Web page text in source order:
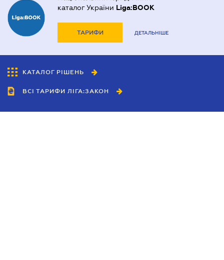
каталог України Liga:BOOK
ТАРИФИ ДЕТАЛЬНІШЕ
КАТАЛОГ РІШЕНЬ
ВСІ ТАРИФИ ЛІГА:ЗАКОН